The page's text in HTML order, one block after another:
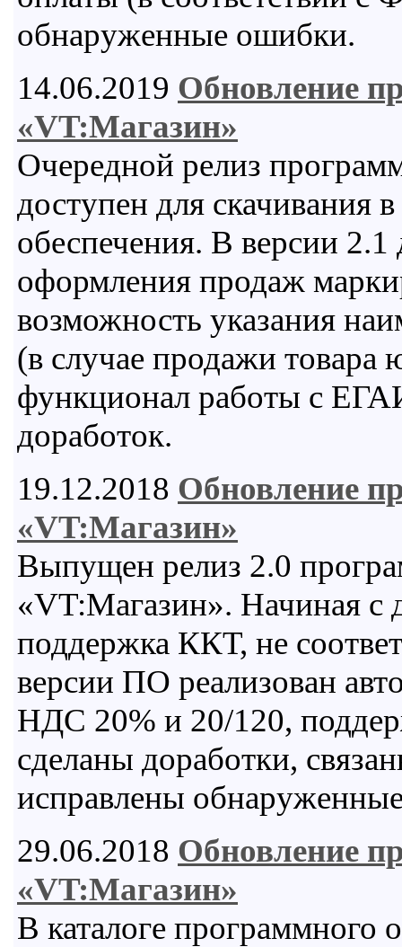
обнаруженные ошибки.
14.06.2019 Обновление
«VT:Магазин»
Очередной релиз
доступен для скачивания
обеспечения. В версии
оформления продаж
возможность указания
(в случае продажи
функционал работы с
доработок.
19.12.2018 Обновление
«VT:Магазин»
Выпущен релиз 2.0
«VT:Магазин». Начиная с
поддержка ККТ, не
версии ПО реализован
НДС 20% и 20/120,
сделаны доработки,
исправлены
29.06.2018 Обновление
«VT:Магазин»
В каталоге программного